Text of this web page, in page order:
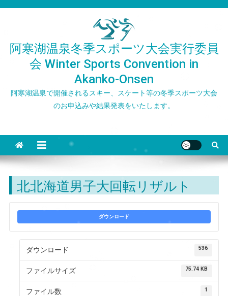
阿寒湖温泉冬季スポーツ大会実行委員
会 Winter Sports Convention in
Akanko-Onsen
阿寒湖温泉で開催されるスキー、スケート等の冬季スポーツ大会
のお申込みや結果発表をいたします。
北北海道男子大回転リザルト
ダウンロード
ダウンロード 536
ファイルサイズ 75.74 KB
ファイル数 1